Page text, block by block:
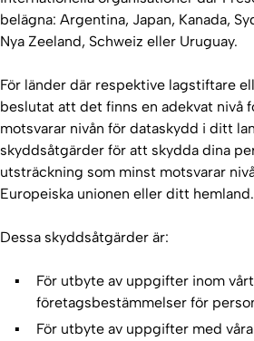
belägna: Argentina, Japan, Kanada,
Nya Zeeland, Schweiz eller Uruguay.
För länder där respektive lagstiftare
beslutat att det finns en adekvat nivå
motsvarar nivån för dataskydd i ditt
skyddsåtgärder för att skydda dina
utsträckning som minst motsvarar
Europeiska unionen eller ditt hemland.
Dessa skyddsåtgärder är:
För utbyte av uppgifter inom
företagsbestämmelser för
För utbyte av uppgifter med